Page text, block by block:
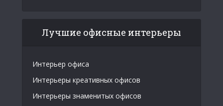
Лучшие офисные интерьеры
Интерьер офиса
Интерьеры креативных офисов
Интерьеры знаменитых офисов